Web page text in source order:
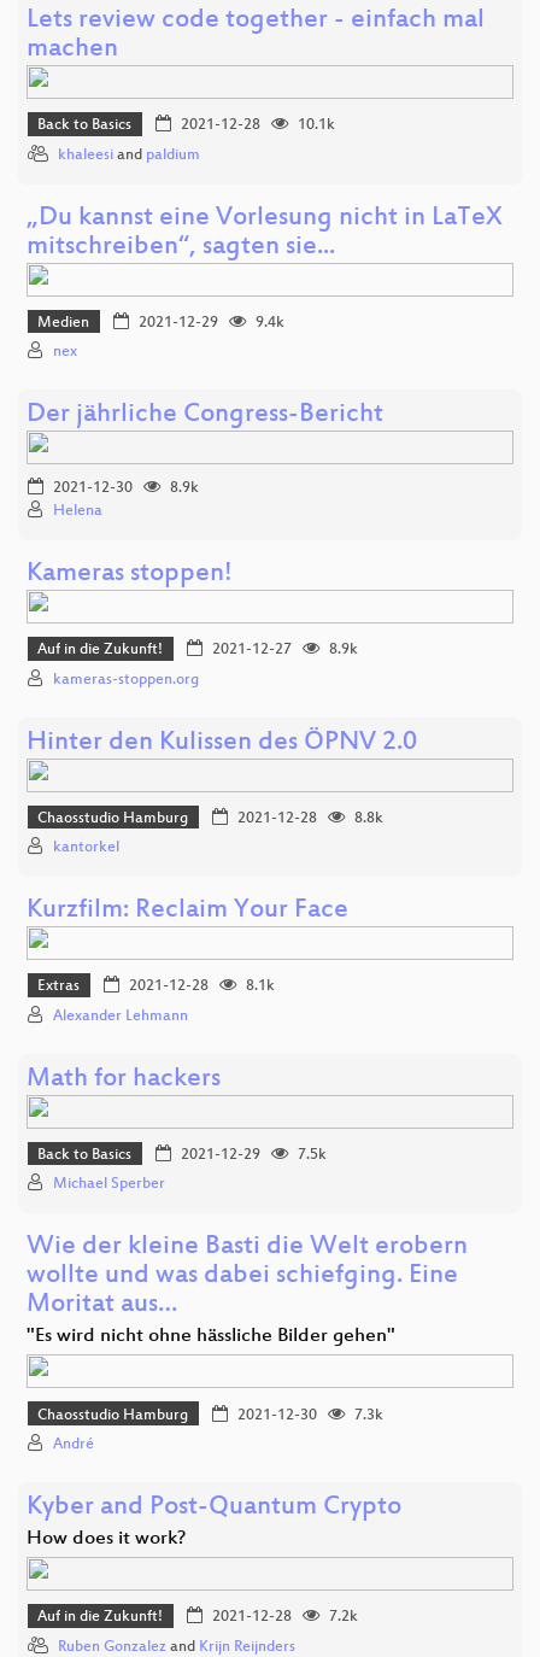
Lets review code together - einfach mal
machen
Back to Basics 2021-12-28
10.1k
khaleesi and paldium
„Du kannst eine Vorlesung nicht in LaTeX
mitschreiben“, sagten sie...
Medien 2021-12-29
9.4k
nex
Der jährliche Congress-Bericht
2021-12-30
8.9k
Helena
Kameras stoppen!
Auf in die Zukunft! 2021-12-27
8.9k
kameras-stoppen.org
Hinter den Kulissen des ÖPNV 2.0
Chaosstudio Hamburg 2021-12-28
8.8k
kantorkel
Kurzfilm: Reclaim Your Face
Extras 2021-12-28
8.1k
Alexander Lehmann
Math for hackers
Back to Basics 2021-12-29
7.5k
Michael Sperber
Wie der kleine Basti die Welt erobern
wollte und was dabei schiefging. Eine
Moritat aus…
"Es wird nicht ohne hässliche Bilder gehen"
Chaosstudio Hamburg 2021-12-30
7.3k
André
Kyber and Post-Quantum Crypto
How does it work?
Auf in die Zukunft! 2021-12-28
7.2k
Ruben Gonzalez and Krijn Reijnders